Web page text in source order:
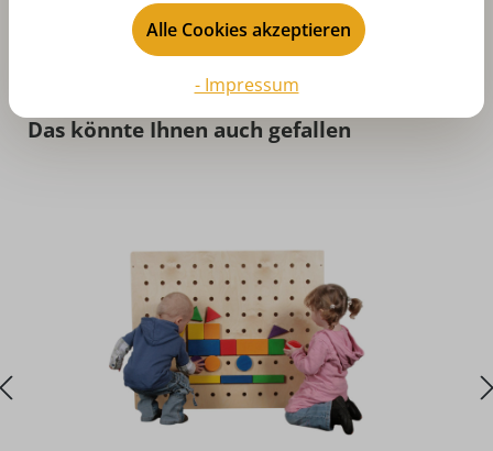
Produktgalerie überspringen
Das könnte Ihnen auch gefallen
Alle Cookies akzeptieren
- Impressum